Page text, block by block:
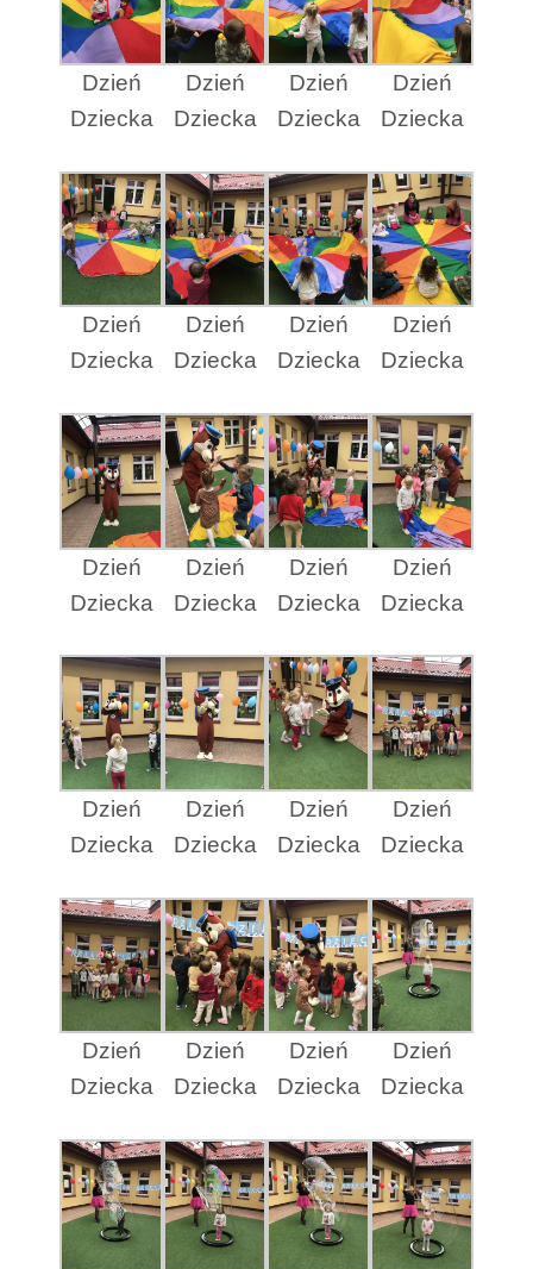
Dzień
Dziecka
Dzień
Dziecka
Dzień
Dziecka
Dzień
Dziecka
Dzień
Dziecka
Dzień
Dziecka
Dzień
Dziecka
Dzień
Dziecka
Dzień
Dziecka
Dzień
Dziecka
Dzień
Dziecka
Dzień
Dziecka
Dzień
Dziecka
Dzień
Dziecka
Dzień
Dziecka
Dzień
Dziecka
Dzień
Dziecka
Dzień
Dziecka
Dzień
Dziecka
Dzień
Dziecka